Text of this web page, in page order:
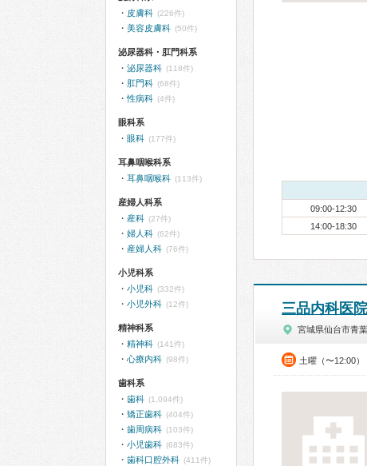
09:00-12:30
14:00-18:30
三品内科医院
宮城県仙台市青
土曜（〜12:00）
皮膚科 (226件)
美容皮膚科 (50件)
泌尿器科・肛門科系
泌尿器科 (118件)
肛門科 (68件)
性病科 (4件)
眼科系
眼科 (177件)
耳鼻咽喉科系
耳鼻咽喉科 (113件)
産婦人科系
産科 (27件)
婦人科 (62件)
産婦人科 (76件)
小児科系
小児科 (332件)
小児外科 (12件)
精神科系
精神科 (141件)
心療内科 (98件)
歯科系
歯科 (1,094件)
矯正歯科 (404件)
歯周病科 (103件)
小児歯科 (683件)
歯科口腔外科 (411件)